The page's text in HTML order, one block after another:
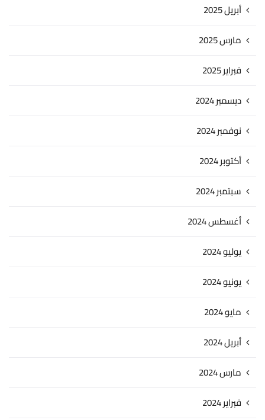
أبريل 2025
مارس 2025
فبراير 2025
ديسمبر 2024
نوفمبر 2024
أكتوبر 2024
سبتمبر 2024
أغسطس 2024
يوليو 2024
يونيو 2024
مايو 2024
أبريل 2024
مارس 2024
فبراير 2024